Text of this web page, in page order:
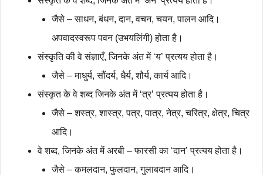
जैसे – साधन, बंधन, दान, वचन, चयन, पालन आदि।
अपवादस्वरूप पवन (उभयलिंगी) होता है।
संस्कृति की वे संज्ञाएँ, जिनके अंत में ‘य’ प्रत्यय होता है।
जैसे – माधुर्य, सौंदर्य, धैर्य, शौर्य, कार्य आदि।
संस्कृत के वे शब्द जिनके अंत में ‘त्र’ प्रत्यय होता है।
जैसे – शस्त्र, शास्त्र, पत्र, पात्र, नेत्र, चरित्र, क्षेत्र, चित्र
आदि।
वे शब्द, जिनके अंत में अरबी – फारसी का ‘दान’ प्रत्यय होता है।
जैसे – कमलदान, फुलदान, गुलाबदान आदि।